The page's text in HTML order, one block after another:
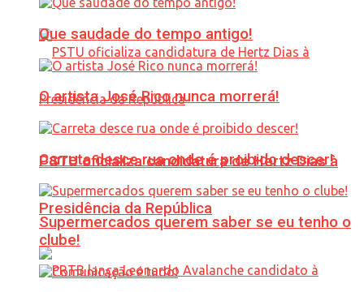
PSTU oficializa candidatura de Hertz Dias à
Presidência da República
Que saudade do tempo antigo!
O artista José Rico nunca morrerá!
Carreta desce rua onde é proibido descer!
Supermercados querem saber se eu tenho o
clube!